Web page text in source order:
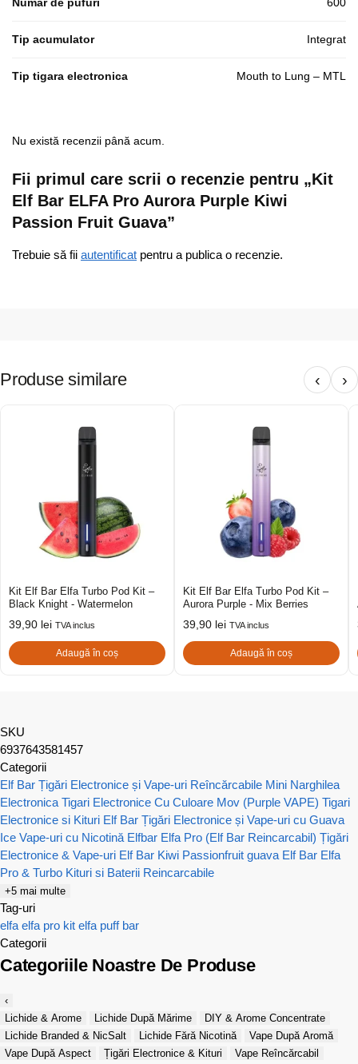
Tip acumulator Integrat
Tip tigara electronica Mouth to Lung – MTL
Nu există recenzii până acum.
Fii primul care scrii o recenzie pentru „Kit
Elf Bar ELFA Pro Aurora Purple Kiwi
Passion Fruit Guava”
Trebuie să fii autentificat pentru a publica o recenzie.
Produse similare ‹ ›
Kit Elf Bar Elfa Turbo Pod Kit –
Black Knight - Watermelon
39,90 lei TVA inclus
Adaugă în coș
Kit Elf Bar Elfa Turbo Pod Kit –
Aurora Purple - Mix Berries
39,90 lei TVA inclus
Adaugă în coș
SKU
6937643581457
Categorii
Elf Bar Țigări Electronice și Vape-uri Reîncărcabile Mini Narghilea
Electronica Tigari Electronice Cu Culoare Mov (Purple VAPE) Tigari
Electronice si Kituri Elf Bar Țigări Electronice și Vape-uri cu Guava
Ice Vape-uri cu Nicotină Elfbar Elfa Pro (Elf Bar Reincarcabil) Țigări
Electronice & Vape-uri Elf Bar Kiwi Passionfruit guava Elf Bar Elfa
Pro & Turbo Kituri si Baterii Reincarcabile
+5 mai multe
Tag-uri
elfa elfa pro kit elfa puff bar
Categorii
Categoriile Noastre De Produse
‹
Lichide & Arome
Lichide După Mărime
DIY & Arome Concentrate
Lichide Branded & NicSalt
Lichide Fără Nicotină
Vape După Aromă
Vape După Aspect
Țigări Electronice & Kituri
Vape Reîncărcabil